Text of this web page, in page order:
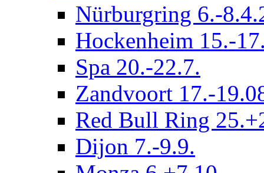
Nürburgring 6.-
Hockenheim 15.-
Spa 20.-22.7.
Zandvoort 17.-
Red Bull Ring
Dijon 7.-9.9.